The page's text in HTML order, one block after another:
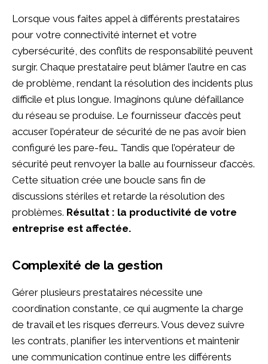
Lorsque vous faites appel à différents prestataires
pour votre connectivité internet et votre
cybersécurité, des conflits de responsabilité peuvent
surgir. Chaque prestataire peut blâmer l’autre en cas
de problème, rendant la résolution des incidents plus
difficile et plus longue. Imaginons qu’une défaillance
du réseau se produise. Le fournisseur d’accès peut
accuser l’opérateur de sécurité de ne pas avoir bien
configuré les pare-feu… Tandis que l’opérateur de
sécurité peut renvoyer la balle au fournisseur d’accès.
Cette situation crée une boucle sans fin de
discussions stériles et retarde la résolution des
problèmes. Résultat : la productivité de votre
entreprise est affectée.
Complexité de la gestion
Gérer plusieurs prestataires nécessite une
coordination constante, ce qui augmente la charge
de travail et les risques d’erreurs. Vous devez suivre
les contrats, planifier les interventions et maintenir
une communication continue entre les différents